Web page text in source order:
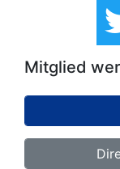
Mitglied